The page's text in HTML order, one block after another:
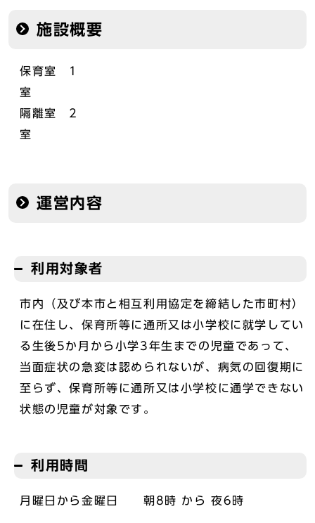
施設概要
保育室 1
隔離室 2
運営内容
利用対象者
市内（及び本市と相互利用協定を締結した市町村）
に在住し、保育所等に通所又は小学校に就学してい
る生後5か月から小学3年生までの児童であって、
当面症状の急変は認められないが、病気の回復期に
至らず、保育所等に通所又は小学校に通学できない
状態の児童が対象です。
利用時間
月曜日から金曜日 朝8時 から 夜6時